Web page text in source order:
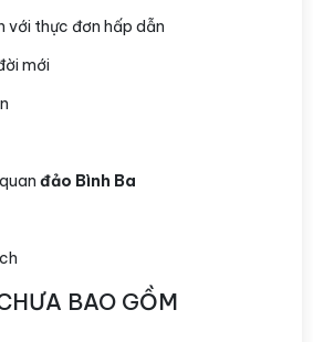
với thực đơn hấp dẫn
mới
đảo Bình Ba
BAO GỒM